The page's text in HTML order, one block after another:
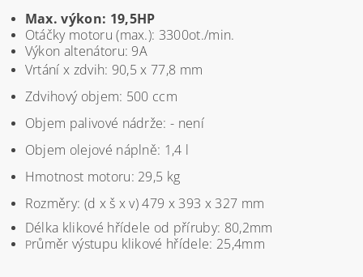
Max. výkon: 19,5HP
Otáčky motoru (max.): 3300ot./min.
Výkon altenátoru: 9A
Vrtání x zdvih: 90,5 x 77,8 mm
Zdvihový objem: 500 ccm
Objem palivové nádrže: - není
Objem olejové náplně: 1,4 l
Hmotnost motoru: 29,5 kg
Rozměry: (d x š x v) 479 x 393 x 327 mm
Délka klikové hřídele od příruby: 80,2mm
Průměr výstupu klikové hřídele: 25,4mm